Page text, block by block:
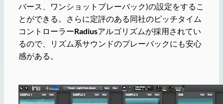
バース、ワンショットプレーバック)の設定をするこ
とができる。さらに定評のある同社のピッチタイム
コントローラーRadiusアルゴリズムが採用されてい
るので、リズム系サウンドのプレーバックにも安心
感がある。